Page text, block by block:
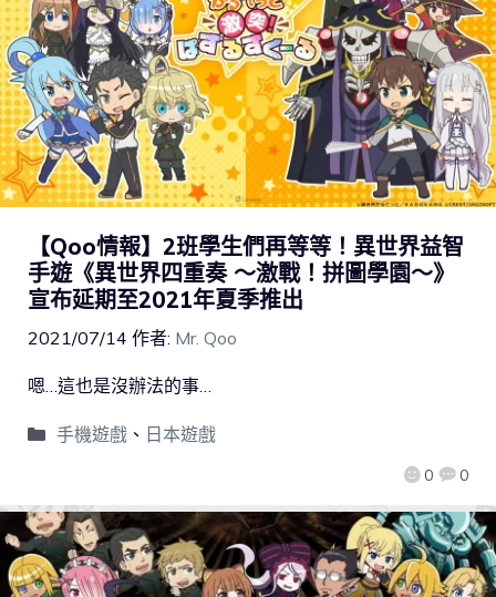
【Qoo情報】2班學生們再等等！異世界益智
手遊《異世界四重奏 ～激戰！拼圖學園～》
宣布延期至2021年夏季推出
2021/07/14 作者: Mr. Qoo
0 0
嗯…這也是沒辦法的事…
手機遊戲、 日本遊戲